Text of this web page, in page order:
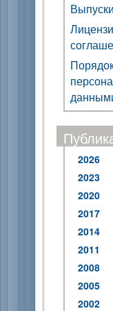
Выпуски
2026
2023
2020
2017
2014
2011
2008
2005
2002